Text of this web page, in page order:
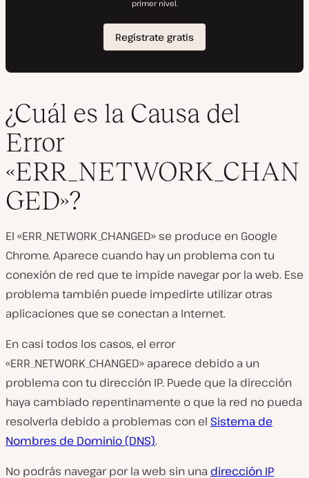
¿Cuál es la Causa del
Error
«ERR_NETWORK_CHAN
GED»?
El «ERR_NETWORK_CHANGED» se produce en Google
Chrome. Aparece cuando hay un problema con tu
conexión de red que te impide navegar por la web. Ese
problema también puede impedirte utilizar otras
aplicaciones que se conectan a Internet.
En casi todos los casos, el error
«ERR_NETWORK_CHANGED» aparece debido a un
problema con tu dirección IP. Puede que la dirección
haya cambiado repentinamente o que la red no pueda
resolverla debido a problemas con el Sistema de
Nombres de Dominio (DNS).
No podrás navegar por la web sin una dirección IP